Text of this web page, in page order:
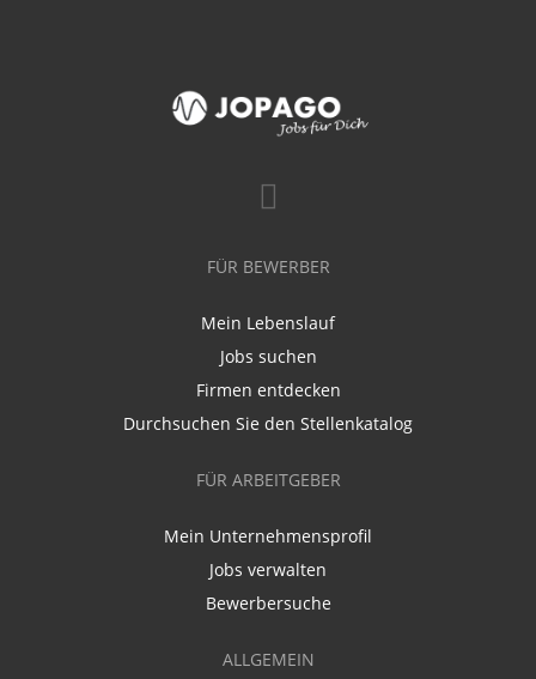
FÜR BEWERBER
Mein Lebenslauf
Jobs suchen
Firmen entdecken
Durchsuchen Sie den Stellenkatalog
FÜR ARBEITGEBER
Mein Unternehmensprofil
Jobs verwalten
Bewerbersuche
ALLGEMEIN